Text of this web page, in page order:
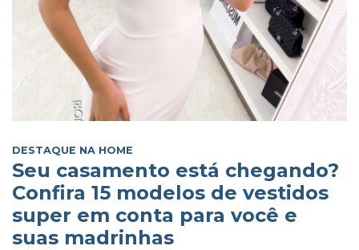
DESTAQUE NA HOME
Seu casamento está chegando?
Confira 15 modelos de vestidos
super em conta para você e
suas madrinhas